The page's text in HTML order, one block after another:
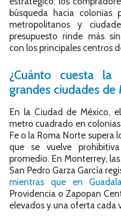
búsqueda hacia colonias
metropolitanos y
presupuesto rinde más
con los principales centros
¿Cuánto cuesta la
grandes ciudades de
En la Ciudad de México,
metro cuadrado en
Fe o la Roma Norte supera
que se vuelve
promedio. En Monterrey,
San Pedro Garza García
mientras que en
Providencia o Zapopan
elevados y una oferta cada